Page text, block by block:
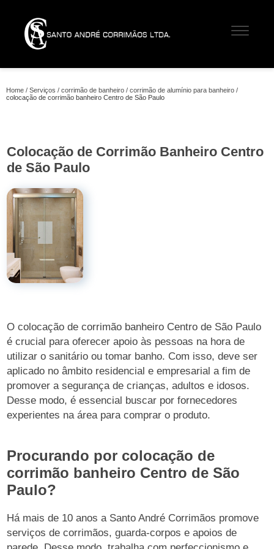
Home Serviços corrimão de banheiro
corrimão de alumínio para banheiro
colocação de corrimão banheiro Centro de São Paulo
Colocação de Corrimão Banheiro Centro
de São Paulo
O colocação de corrimão banheiro Centro de São Paulo
é crucial para oferecer apoio às pessoas na hora de
utilizar o sanitário ou tomar banho. Com isso, deve ser
aplicado no âmbito residencial e empresarial a fim de
promover a segurança de crianças, adultos e idosos.
Desse modo, é essencial buscar por fornecedores
experientes na área para comprar o produto.
Procurando por colocação de
corrimão banheiro Centro de São
Paulo?
Há mais de 10 anos a Santo André Corrimãos promove
serviços de corrimãos, guarda-corpos e apoios de